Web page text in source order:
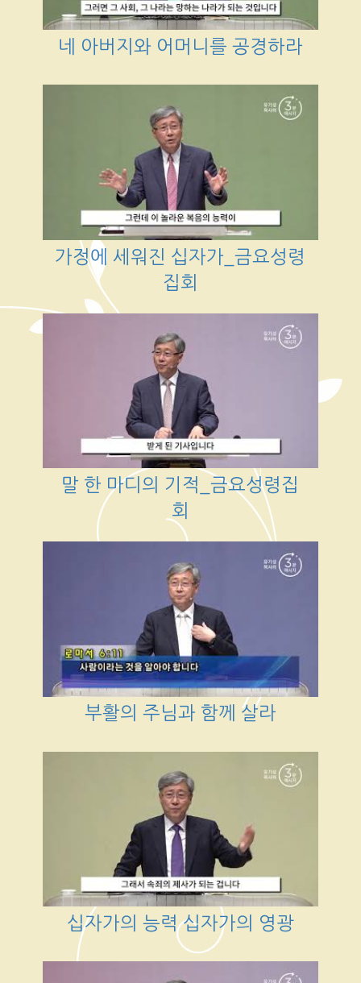
네 아버지와 어머니를 공경하라
가정에 세워진 십자가_금요성령
집회
말 한 마디의 기적_금요성령집
회
부활의 주님과 함께 살라
십자가의 능력 십자가의 영광